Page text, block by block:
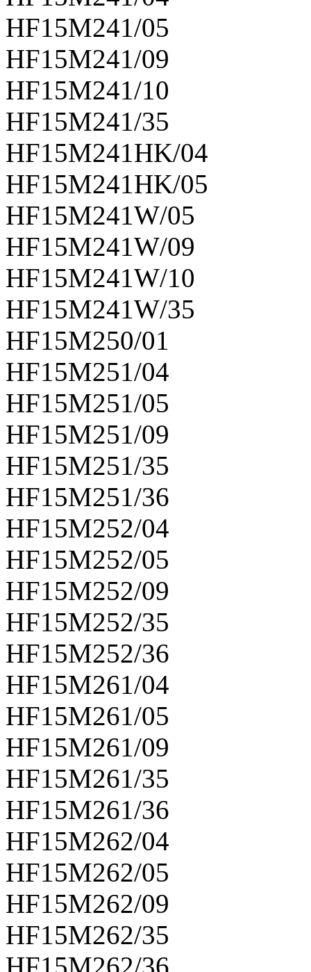
HF15M241/05
HF15M241/09
HF15M241/10
HF15M241/35
HF15M241HK/04
HF15M241HK/05
HF15M241W/05
HF15M241W/09
HF15M241W/10
HF15M241W/35
HF15M250/01
HF15M251/04
HF15M251/05
HF15M251/09
HF15M251/35
HF15M251/36
HF15M252/04
HF15M252/05
HF15M252/09
HF15M252/35
HF15M252/36
HF15M261/04
HF15M261/05
HF15M261/09
HF15M261/35
HF15M261/36
HF15M262/04
HF15M262/05
HF15M262/09
HF15M262/35
HF15M262/36